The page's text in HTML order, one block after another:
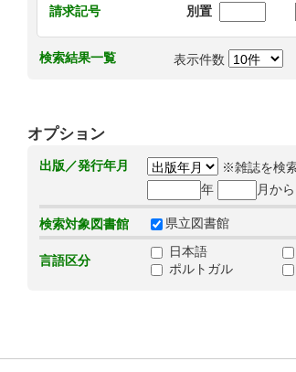
請求記号
別置
検索結果一覧 表示件数
オプション
出版／発行年月
※雑誌を検
年
月から
検索対象図書館 県立図書館
言語区分
日本語
ポルトガル